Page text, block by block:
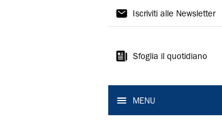
Il
Iscriviti alle Newsletter
Sfoglia il quotidiano
MENU